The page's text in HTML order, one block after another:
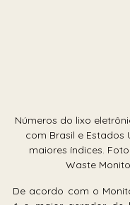
Números do lixo
com Brasil e Estados
maiores índices.
Waste
De acordo com o